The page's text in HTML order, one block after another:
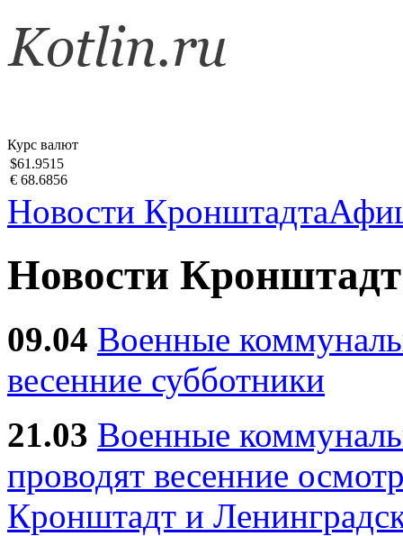
Курс валют
$61.9515
€ 68.6856
Новости Кронштадта
Новости
09.04 Военные
весенние субботники
21.03 Военные
проводят весенние
Кронштадт и